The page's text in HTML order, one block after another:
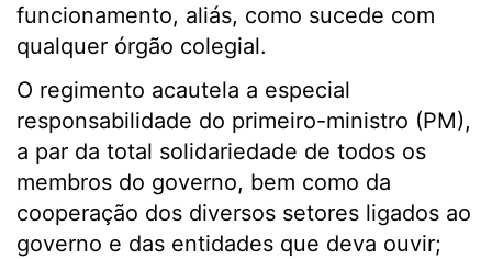
funcionamento, aliás, como sucede com
qualquer órgão colegial.
O regimento acautela a especial
responsabilidade do primeiro-ministro (PM),
a par da total solidariedade de todos os
membros do governo, bem como da
cooperação dos diversos setores ligados ao
governo e das entidades que deva ouvir;